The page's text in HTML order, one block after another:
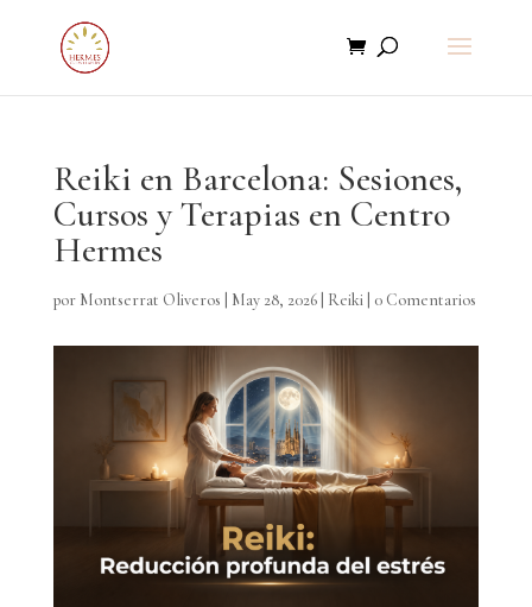
Reiki en Barcelona: Sesiones,
Cursos y Terapias en Centro
Hermes
por Montserrat Oliveros May 28, 2026| Reiki| 0 Comentarios